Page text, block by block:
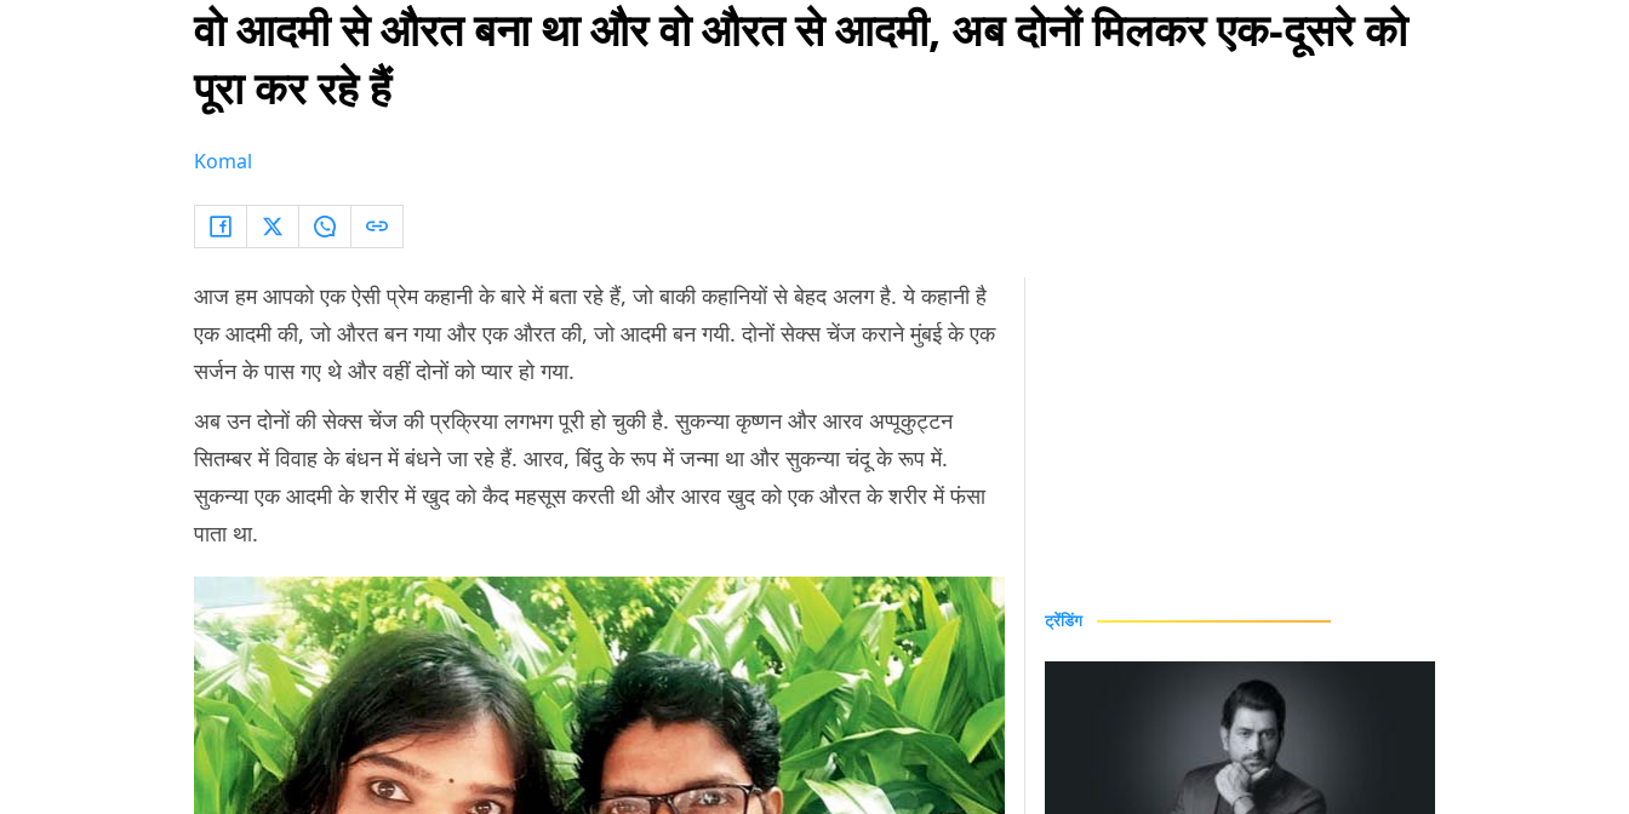
वो आदमी से औरत बना था और वो औरत से आदमी, अब दोनों मिलकर एक-दूसरे को
पूरा कर रहे हैं
Komal
आज हम आपको एक ऐसी प्रेम कहानी के बारे में बता रहे हैं, जो बाकी कहानियों से बेहद अलग है. ये कहानी है
एक आदमी की, जो औरत बन गया और एक औरत की, जो आदमी बन गयी. दोनों सेक्स चेंज कराने मुंबई के एक
सर्जन के पास गए थे और वहीं दोनों को प्यार हो गया.
अब उन दोनों की सेक्स चेंज की प्रक्रिया लगभग पूरी हो चुकी है. सुकन्या कृष्णन और आरव अप्पूकुट्टन
सितम्बर में विवाह के बंधन में बंधने जा रहे हैं. आरव, बिंदु के रूप में जन्मा था और सुकन्या चंदू के रूप में.
सुकन्या एक आदमी के शरीर में खुद को कैद महसूस करती थी और आरव खुद को एक औरत के शरीर में फंसा
पाता था.
ट्रेंडिंग